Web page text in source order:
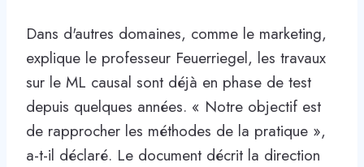
Dans d'autres domaines, comme le marketing,
explique le professeur Feuerriegel, les travaux
sur le ML causal sont déjà en phase de test
depuis quelques années. « Notre objectif est
de rapprocher les méthodes de la pratique »,
a-t-il déclaré. Le document décrit la direction